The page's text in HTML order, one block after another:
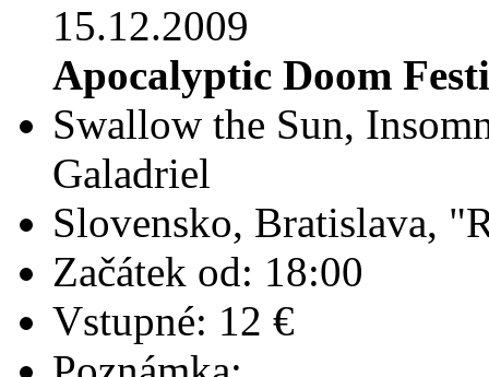
15.12.2009
Apocalyptic Doom
Swallow the Sun,
Galadriel
Slovensko, Bratislava,
Začátek od: 18:00
Vstupné: 12 €